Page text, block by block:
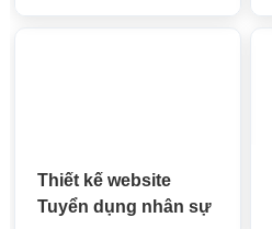
Thiết kế website
Tuyển dụng nhân sự